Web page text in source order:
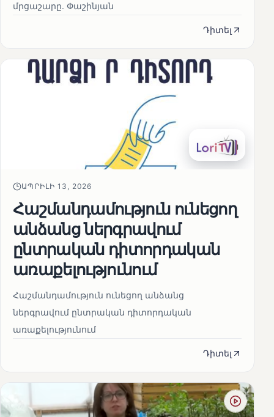
մրցաշարը. Փաշինյան
Դիտել
ԱՊՐԻԼԻ 13, 2026
Հաշմանդամություն ունեցող
անձանց ներգրավում
ընտրական դիտորդական
առաքելությունում
Հաշմանդամություն ունեցող անձանց
ներգրավում ընտրական դիտորդական
առաքելությունում
Դիտել